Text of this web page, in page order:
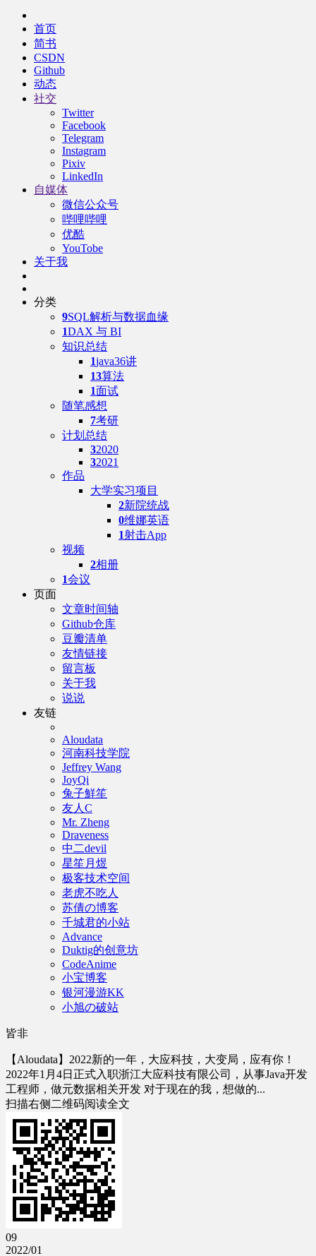
首页
简书
CSDN
Github
动态
社交
Twitter
Facebook
Telegram
Instagram
Pixiv
LinkedIn
自媒体
微信公众号
哔哩哔哩
优酷
YouTobe
关于我
分类
9SQL解析与数据血缘
1DAX 与 BI
知识总结
1java36讲
13算法
1面试
随笔感想
7考研
计划总结
32020
32021
作品
大学实习项目
2新院统战
0维娜英语
1射击App
视频
2相册
1会议
页面
文章时间轴
Github仓库
豆瓣清单
友情链接
留言板
关于我
说说
友链
Aloudata
河南科技学院
Jeffrey Wang
JoyQi
兔子鮮笙
友人C
Mr. Zheng
Draveness
中二devil
星笙月煜
极客技术空间
老虎不吃人
苏倩の博客
千城君的小站
Advance
Duktig的创意坊
CodeAnime
小宝博客
银河漫游KK
小旭の破站
皆非
【Aloudata】2022新的一年，大应科技，大变局，应有你！
2022年1月4日正式入职浙江大应科技有限公司，从事Java开发
工程师，做元数据相关开发 对于现在的我，想做的...
扫描右侧二维码阅读全文
09
2022/01